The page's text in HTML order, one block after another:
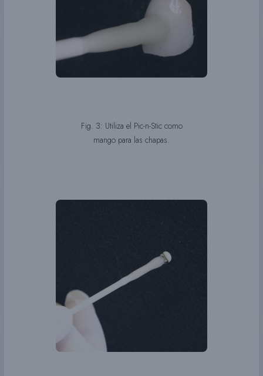
Fig. 3: Utiliza el Pic-n-Stic como
mango para las chapas.